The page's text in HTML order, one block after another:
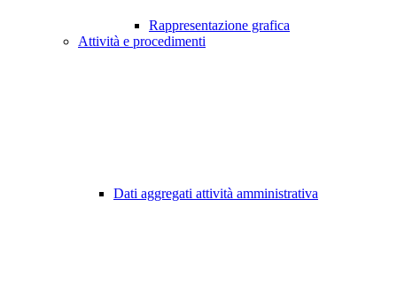
Rappresentazione grafica
Attività e procedimenti
Dati aggregati attività amministrativa